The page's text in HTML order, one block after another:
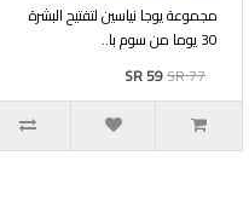
مجموعة يوجا نياسين لتفتيح البشرة
30 يوما من سوم با..
SR 59SR 77